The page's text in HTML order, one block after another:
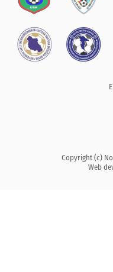
Copyright (c)
Web